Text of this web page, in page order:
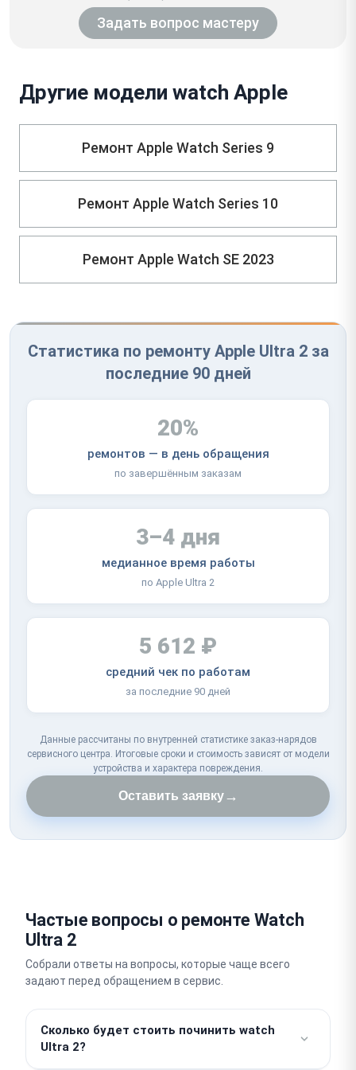
Задать вопрос мастеру
Другие модели watch Apple
Ремонт Apple Watch Series 9
Ремонт Apple Watch Series 10
Ремонт Apple Watch SE 2023
Статистика по ремонту Apple Ultra 2 за
последние 90 дней
20%
ремонтов — в день обращения
по завершённым заказам
3–4 дня
медианное время работы
по Apple Ultra 2
5 612 ₽
средний чек по работам
за последние 90 дней
Данные рассчитаны по внутренней статистике заказ-нарядов
сервисного центра. Итоговые сроки и стоимость зависят от модели
устройства и характера повреждения.
Оставить заявку→
Частые вопросы о ремонте Watch
Ultra 2
Собрали ответы на вопросы, которые чаще всего
задают перед обращением в сервис.
Сколько будет стоить починить watch
Ultra 2?